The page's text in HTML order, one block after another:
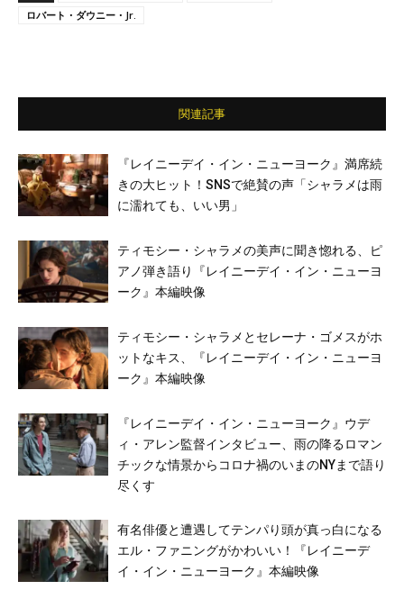
ロバート・ダウニー・Jr.
関連記事
『レイニーデイ・イン・ニューヨーク』満席続
きの大ヒット！SNSで絶賛の声「シャラメは雨
に濡れても、いい男」
ティモシー・シャラメの美声に聞き惚れる、ピ
アノ弾き語り『レイニーデイ・イン・ニューヨ
ーク』本編映像
ティモシー・シャラメとセレーナ・ゴメスがホ
ットなキス、『レイニーデイ・イン・ニューヨ
ーク』本編映像
『レイニーデイ・イン・ニューヨーク』ウデ
ィ・アレン監督インタビュー、雨の降るロマン
チックな情景からコロナ禍のいまのNYまで語り
尽くす
有名俳優と遭遇してテンパり頭が真っ白になる
エル・ファニングがかわいい！『レイニーデ
イ・イン・ニューヨーク』本編映像